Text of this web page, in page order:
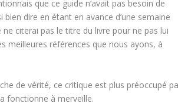
que ce guide n’avait pas besoin de
dire en étant en avance d’une semaine
citerai pas le titre du livre pour ne pas lui
meilleures références que nous ayons, à
de vérité, ce critique est plus préoccupé
fonctionne à merveille.